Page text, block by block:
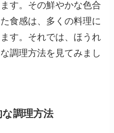
す。その鮮やかな色合
食感は、多くの料理に
す。それでは、ほうれ
調理方法を見てみまし
調理方法